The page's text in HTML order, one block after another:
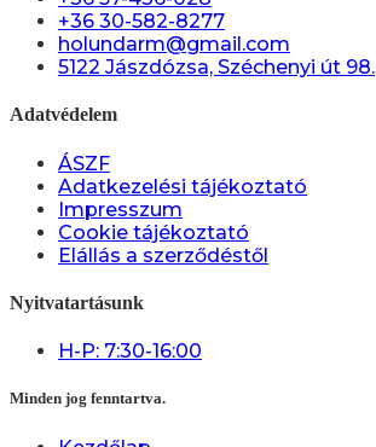
+36 30-582-8277
holundarm@gmail.com
5122 Jászdózsa, Széchenyi út 98.
Adatvédelem
ÁSZF
Adatkezelési tájékoztató
Impresszum
Cookie tájékoztató
Elállás a szerződéstől
Nyitvatartásunk
H-P: 7:30-16:00
Minden jog fenntartva.